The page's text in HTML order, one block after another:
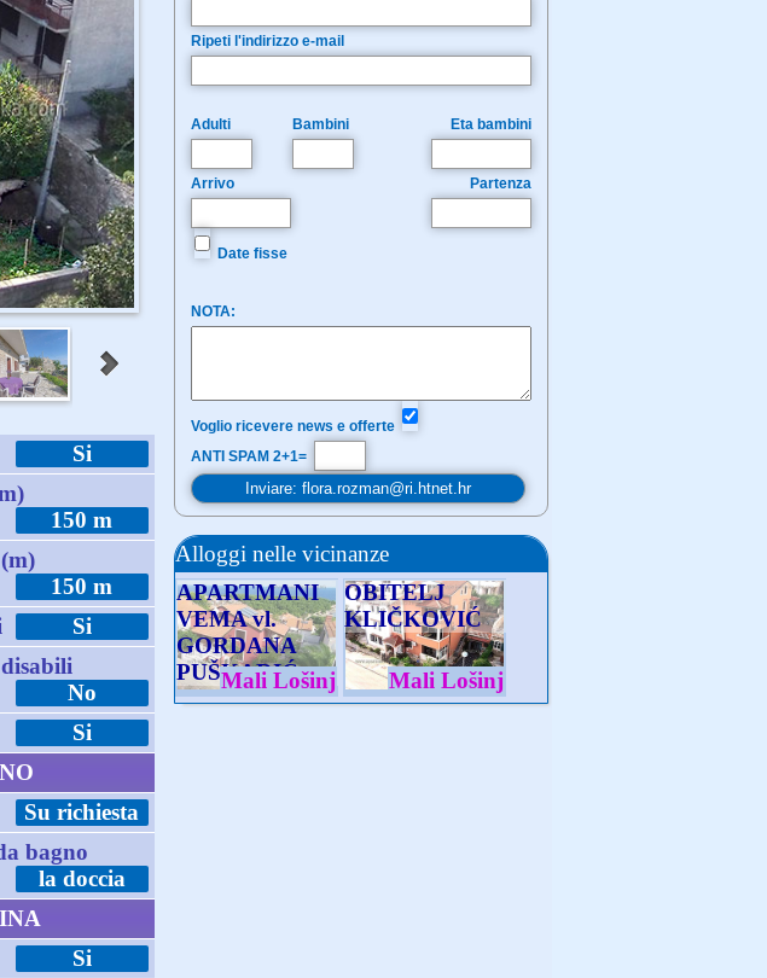
Si
150 m
150 m
Si
No
Si
Su richiesta
bagno
la doccia
Si
Ripeti l'indirizzo e-mail
Adulti Bambini Eta bambini
Arrivo Partenza
Date fisse
NOTA:
Voglio ricevere news e offerte
ANTI SPAM 2+1=
Alloggi nelle vicinanze
APARTMANI
VEMA vl.
GORDANA
PUŠKARIĆ
Mali Lošinj
OBITELJ
KLIČKOVIĆ
Mali Lošinj